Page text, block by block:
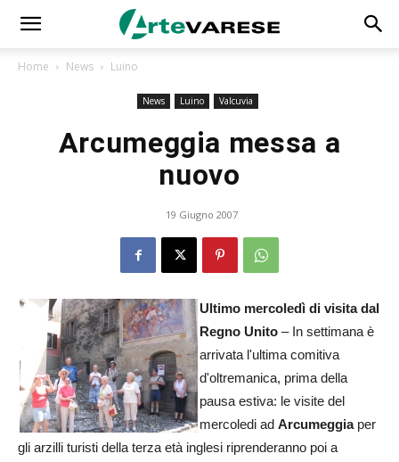
Home News Luino
News Luino Valcuvia
Arcumeggia messa a
nuovo
19 Giugno 2007
Ultimo mercoledì di visita dal
Regno Unito – In settimana è
arrivata l'ultima comitiva
d'oltremanica, prima della
pausa estiva: le visite del
mercoledi ad Arcumeggiaper
gli arzilli turisti della terza età inglesi riprenderanno poi a